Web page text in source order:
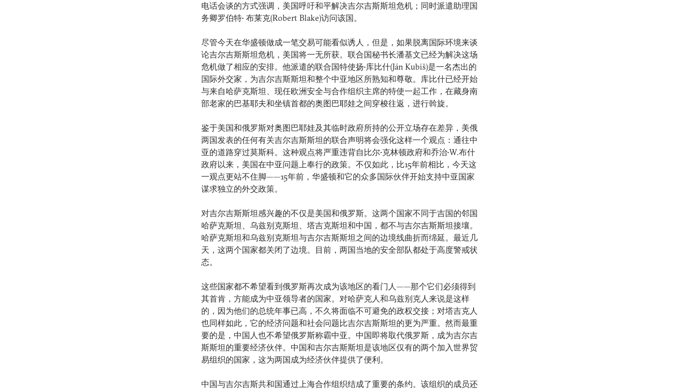
电话会谈的方式强调，美国呼吁和平解决吉尔吉斯斯坦危机；同时派遣助理国
务卿罗伯特• 布莱克(Robert Blake)访问该国。
尽管今天在华盛顿做成一笔交易可能看似诱人，但是，如果脱离国际环境来谈
论吉尔吉斯斯坦危机，美国将一无所获。联合国秘书长潘基文已经为解决这场
危机做了相应的安排。他派遣的联合国特使扬•库比什(Ján Kubiš)是一名杰出的
国际外交家，为吉尔吉斯斯坦和整个中亚地区所熟知和尊敬。库比什已经开始
与来自哈萨克斯坦、现任欧洲安全与合作组织主席的特使一起工作，在藏身南
部老家的巴基耶夫和坐镇首都的奥图巴耶娃之间穿梭往返，进行斡旋。
鉴于美国和俄罗斯对奥图巴耶娃及其临时政府所持的公开立场存在差异，美俄
两国发表的任何有关吉尔吉斯斯坦的联合声明将会强化这样一个观点：通往中
亚的道路穿过莫斯科。这种观点将严重违背自比尔•克林顿政府和乔治•W.布什
政府以来，美国在中亚问题上奉行的政策。不仅如此，比15年前相比，今天这
一观点更站不住脚——15年前，华盛顿和它的众多国际伙伴开始支持中亚国家
谋求独立的外交政策。
对吉尔吉斯斯坦感兴趣的不仅是美国和俄罗斯。这两个国家不同于吉国的邻国
哈萨克斯坦、乌兹别克斯坦、塔吉克斯坦和中国，都不与吉尔吉斯斯坦接壤。
哈萨克斯坦和乌兹别克斯坦与吉尔吉斯斯坦之间的边境线曲折而绵延。最近几
天，这两个国家都关闭了边境。目前，两国当地的安全部队都处于高度警戒状
态。
这些国家都不希望看到俄罗斯再次成为该地区的看门人——那个它们必须得到
其首肯，方能成为中亚领导者的国家。对哈萨克人和乌兹别克人来说是这样
的，因为他们的总统年事已高，不久将面临不可避免的政权交接；对塔吉克人
也同样如此，它的经济问题和社会问题比吉尔吉斯斯坦的更为严重。然而最重
要的是，中国人也不希望俄罗斯称霸中亚。中国即将取代俄罗斯，成为吉尔吉
斯斯坦的重要经济伙伴。中国和吉尔吉斯斯坦是该地区仅有的两个加入世界贸
易组织的国家，这为两国成为经济伙伴提供了便利。
中国与吉尔吉斯共和国通过上海合作组织结成了重要的条约。该组织的成员还